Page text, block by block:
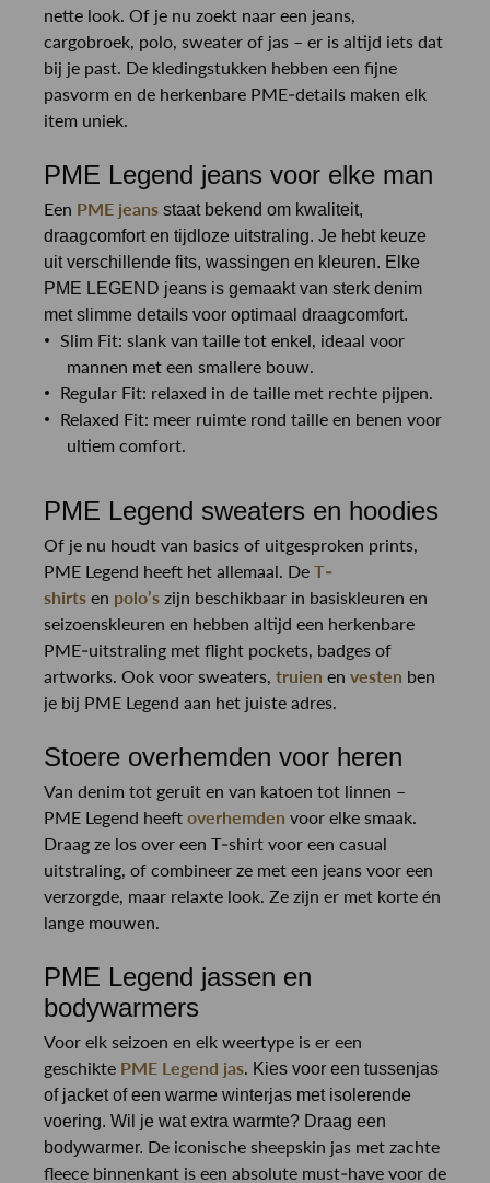
nette look. Of je nu zoekt naar een jeans,
cargobroek, polo, sweater of jas – er is altijd iets dat
bij je past. De kledingstukken hebben een fijne
pasvorm en de herkenbare PME-details maken elk
item uniek.
PME Legend jeans voor elke man
Een PME jeans staat bekend om kwaliteit,
draagcomfort en tijdloze uitstraling. Je hebt keuze
uit verschillende fits, wassingen en kleuren. Elke
PME LEGEND jeans is gemaakt van sterk denim
met slimme details voor optimaal draagcomfort.
Slim Fit: slank van taille tot enkel, ideaal voor
mannen met een smallere bouw.
Regular Fit: relaxed in de taille met rechte pijpen.
Relaxed Fit: meer ruimte rond taille en benen voor
ultiem comfort.
PME Legend sweaters en hoodies
Of je nu houdt van basics of uitgesproken prints,
PME Legend heeft het allemaal. De T-
shirts en polo’s zijn beschikbaar in basiskleuren en
seizoenskleuren en hebben altijd een herkenbare
PME-uitstraling met flight pockets, badges of
artworks. Ook voor sweaters, truien en vesten ben
je bij PME Legend aan het juiste adres.
Stoere overhemden voor heren
Van denim tot geruit en van katoen tot linnen –
PME Legend heeft overhemden voor elke smaak.
Draag ze los over een T-shirt voor een casual
uitstraling, of combineer ze met een jeans voor een
verzorgde, maar relaxte look. Ze zijn er met korte én
lange mouwen.
PME Legend jassen en
bodywarmers
Voor elk seizoen en elk weertype is er een
geschikte PME Legend jas Kies voor een tussenjas
of jacket of een warme winterjas met isolerende
voering. Wil je wat extra warmte? Draag een
bodywarmer. De iconische sheepskin jas met zachte
fleece binnenkant is een absolute must-have voor de